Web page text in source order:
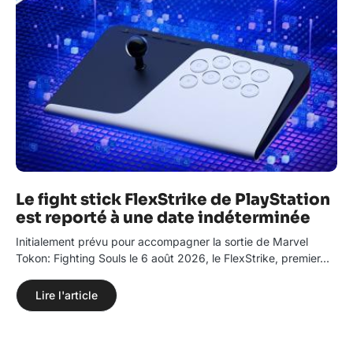
Le fight stick FlexStrike de PlayStation
est reporté à une date indéterminée
Initialement prévu pour accompagner la sortie de Marvel
Tokon: Fighting Souls le 6 août 2026, le FlexStrike, premier…
Lire l'article